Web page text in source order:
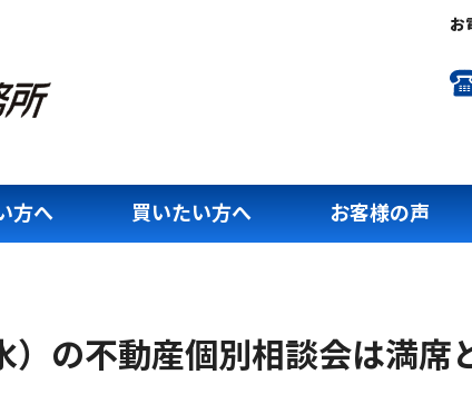
お
方へ 買いたい方へ お客様の声
の不動産個別相談会は満席